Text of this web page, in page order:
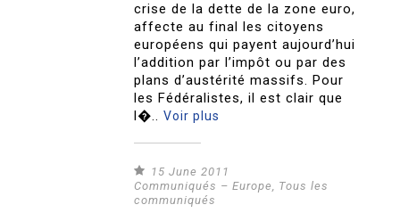
crise de la dette de la zone euro,
affecte au final les citoyens
européens qui payent aujourd’hui
l’addition par l’impôt ou par des
plans d’austérité massifs. Pour
les Fédéralistes, il est clair que
l�..Voir plus
15 June 2011
Communiqués – Europe, Tous les
communiqués